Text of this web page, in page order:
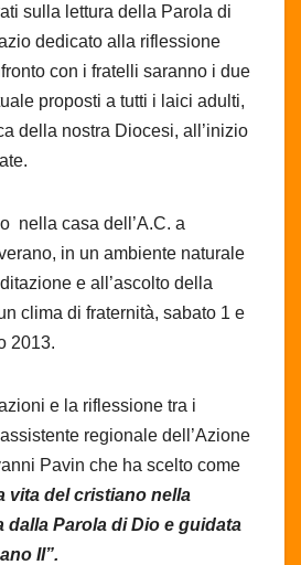
sulla lettura della Parola di
dedicato alla riflessione
con i fratelli saranno i due
proposti a tutti i laici adulti,
della nostra Diocesi, all’inizio
nella casa dell’A.C. a
in un ambiente naturale
e all’ascolto della
clima di fraternità, sabato 1 e
2013.
e la riflessione tra i
regionale dell’Azione
Pavin che ha scelto come
vita del cristiano nella
dalla Parola di Dio e guidata
II”.